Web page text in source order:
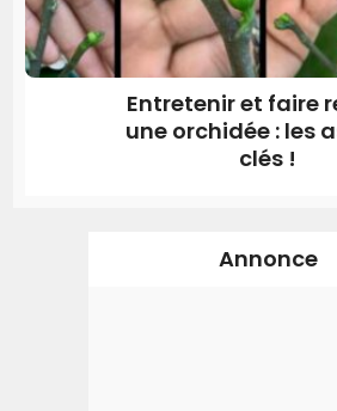
Entretenir et faire
une orchidée : les
clés !
Annonce